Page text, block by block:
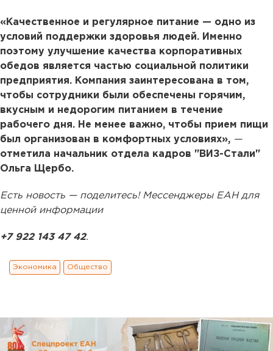
«Качественное и регулярное питание — одно из
условий поддержки здоровья людей. Именно
поэтому улучшение качества корпоративных
обедов является частью социальной политики
предприятия. Компания заинтересована в том,
чтобы сотрудники были обеспечены горячим,
вкусным и недорогим питанием в течение
рабочего дня. Не менее важно, чтобы прием пищи
был организован в комфортных условиях», —
отметила начальник отдела кадров "ВИЗ-Стали"
Ольга Щербо.
Есть новость — поделитесь! Мессенджеры ЕАН для
ценной информации
+7 922 143 47 42.
Экономика Общество